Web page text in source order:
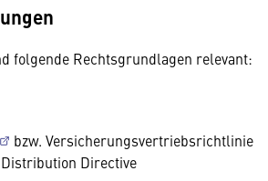
folgende Rechtsgrundlagen relevant:
bzw. Versicherungsvertriebsrichtlinie
Directive